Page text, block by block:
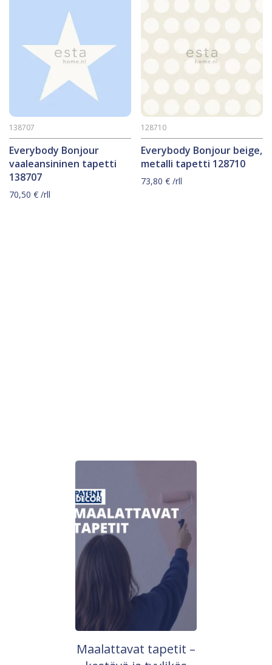
Everybody Bonjour
vaaleansininen tapetti
138707
138707
70,50 € /rll
Everybody Bonjour beige,
metalli tapetti 128710
128710
73,80€ /rll
Maalattavat tapetit –